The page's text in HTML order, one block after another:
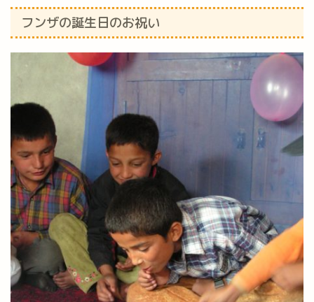
フンザの誕生日のお祝い